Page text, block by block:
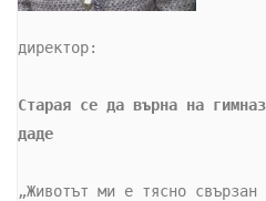
директор:
Старая се да върна на
даде
„Животът ми е тясно